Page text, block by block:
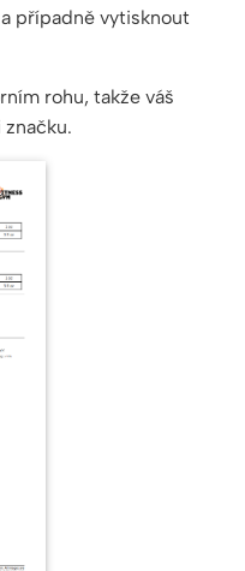
případně vytisknout
rohu, takže váš